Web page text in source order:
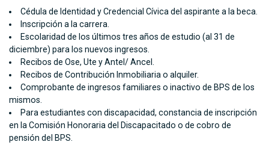
Cédula de Identidad y Credencial Cívica del aspirante a la beca.
Inscripción a la carrera.
Escolaridad de los últimos tres años de estudio (al 31 de
diciembre) para los nuevos ingresos.
Recibos de Ose, Ute y Antel/ Ancel.
Recibos de Contribución Inmobiliaria o alquiler.
Comprobante de ingresos familiares o inactivo de BPS de los
mismos.
Para estudiantes con discapacidad, constancia de inscripción
en la Comisión Honoraria del Discapacitado o de cobro de
pensión del BPS.